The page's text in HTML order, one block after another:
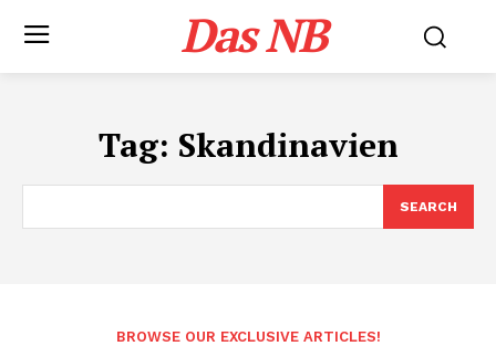
Das NB
Tag: Skandinavien
SEARCH
BROWSE OUR EXCLUSIVE ARTICLES!